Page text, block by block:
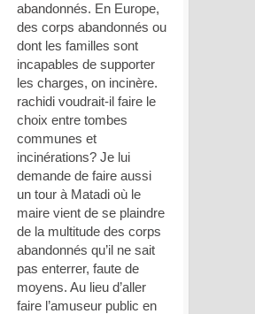
abandonnés. En Europe,
des corps abandonnés ou
dont les familles sont
incapables de supporter
les charges, on incinère.
rachidi voudrait-il faire le
choix entre tombes
communes et
incinérations? Je lui
demande de faire aussi
un tour à Matadi où le
maire vient de se plaindre
de la multitude des corps
abandonnés qu’il ne sait
pas enterrer, faute de
moyens. Au lieu d’aller
faire l’amuseur public en